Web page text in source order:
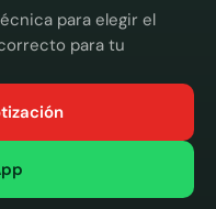
para elegir el
para tu